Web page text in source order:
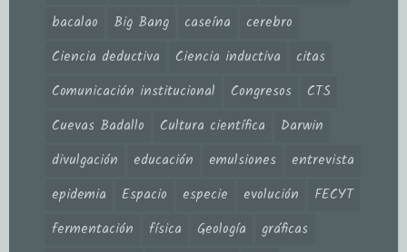
bacalao
Big Bang caseína
cerebro
Ciencia deductiva
Ciencia inductiva
citas
Comunicación institucional
Congresos
CTS
Cuevas Badallo
Cultura científica
Darwin
divulgación
educación emulsiones
entrevista
epidemia
Espacio especie evolución
FECYT
fermentación
física Geología
gráficas